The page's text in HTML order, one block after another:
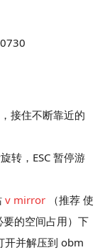
接住不断靠近的
转，ESC 暂停游
v mirror （推荐 使
的空间占用）下
开并解压到 obm